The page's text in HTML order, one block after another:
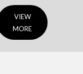
VIEW
MORE